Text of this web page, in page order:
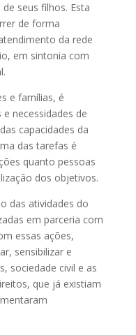
seus filhos. Esta
de forma
da rede
em sintonia com
e famílias, é
necessidades de
capacidades da
das tarefas é
quanto pessoas
dos objetivos.
das atividades do
em parceria com
essas ações,
sensibilizar e
sociedade civil e as
que já existiam